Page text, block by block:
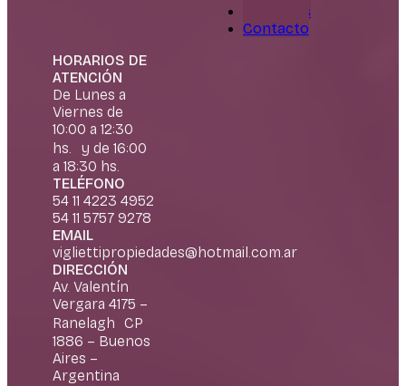
Nosotros
Contacto
HORARIOS DE
ATENCIÓN
De Lunes a
Viernes de
10:00 a 12:30
hs. y de 16:00
a 18:30 hs.
TELÉFONO
54 11 4223 4952
54 11 5757 9278
EMAIL
vigliettipropiedades@hotmail.com.ar
DIRECCIÓN
Av. Valentín
Vergara 4175 –
Ranelagh CP
1886 – Buenos
Aires –
Argentina